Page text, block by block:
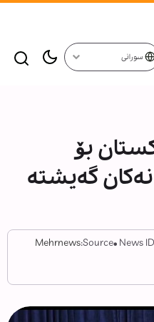
سورانی
بۆ
گەیشتە
News
Source:
Mehrnews